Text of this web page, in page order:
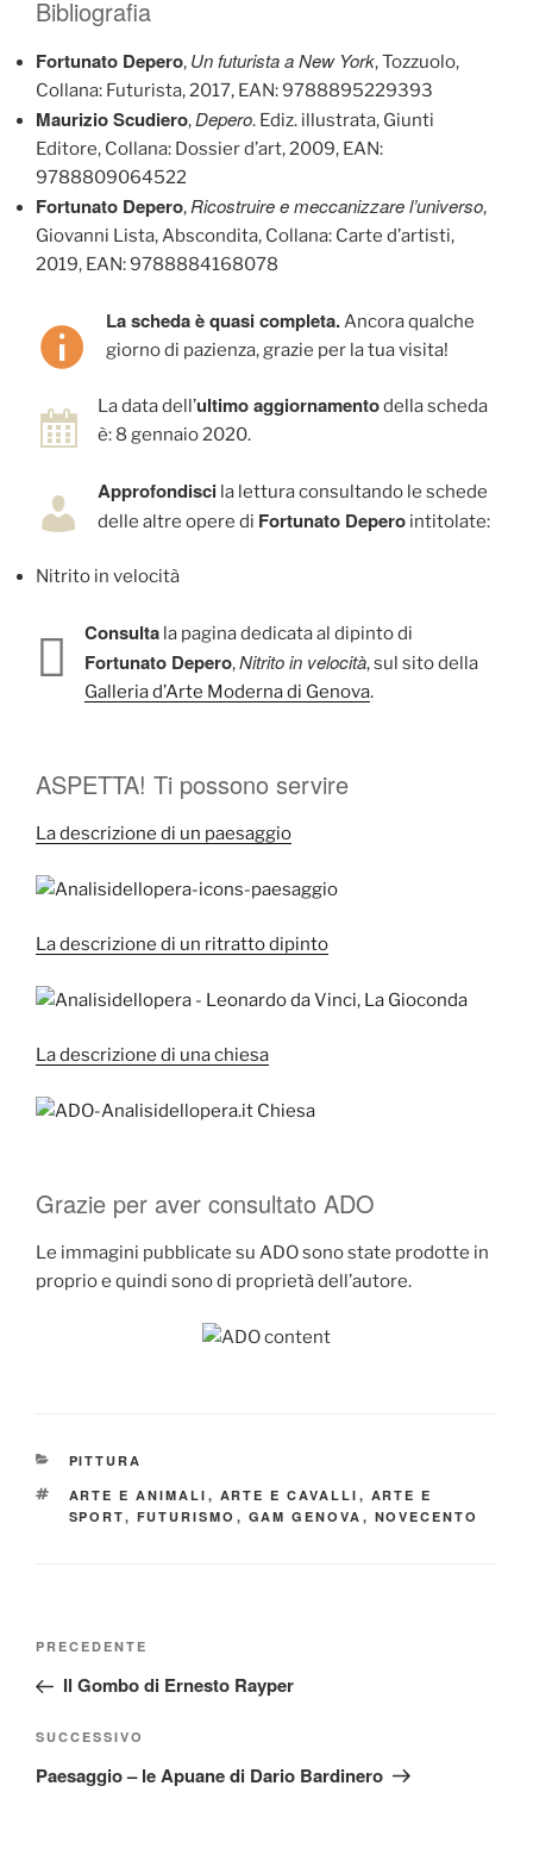
Bibliografia
Fortunato Depero, Un futurista a New York, Tozzuolo,
Collana: Futurista, 2017, EAN: 9788895229393
Maurizio Scudiero,Depero. Ediz. illustrata, Giunti
Editore, Collana: Dossier d’art, 2009, EAN:
9788809064522
Fortunato Depero,Ricostruire e meccanizzare l’universo,
Giovanni Lista, Abscondita, Collana: Carte d’artisti,
2019, EAN: 9788884168078
La scheda è quasi completa.Ancora qualche
giorno di pazienza, grazie per la tua visita!
La data dell’ultimo aggiornamentodella scheda
è: 8 gennaio 2020.
Approfondisci la lettura consultando le schede
delle altre opere di Fortunato Depero intitolate:
Nitrito in velocità
Consulta la pagina dedicata al dipinto di
Fortunato Depero,Nitrito in velocità, sul sito della
Galleria d’Arte Moderna di Genova.
ASPETTA! Ti possono servire
La descrizione di un paesaggio
La descrizione di un ritratto dipinto
La descrizione di una chiesa
Grazie per aver consultato ADO
Le immagini pubblicate su ADO sono state prodotte in
proprio e quindi sono di proprietà dell’autore.
CATEGORIE
PITTURA
TAG
ARTE E ANIMALI , ARTE E CAVALLI , ARTE E
SPORT, FUTURISMO , GAM GENOVA , NOVECENTO
Navigazione
Articolo
precedente:
PRECEDENTE
Il Gombo di Ernesto Rayper
Articolo
successivo
SUCCESSIVO
Paesaggio – le Apuane di Dario Bardinero